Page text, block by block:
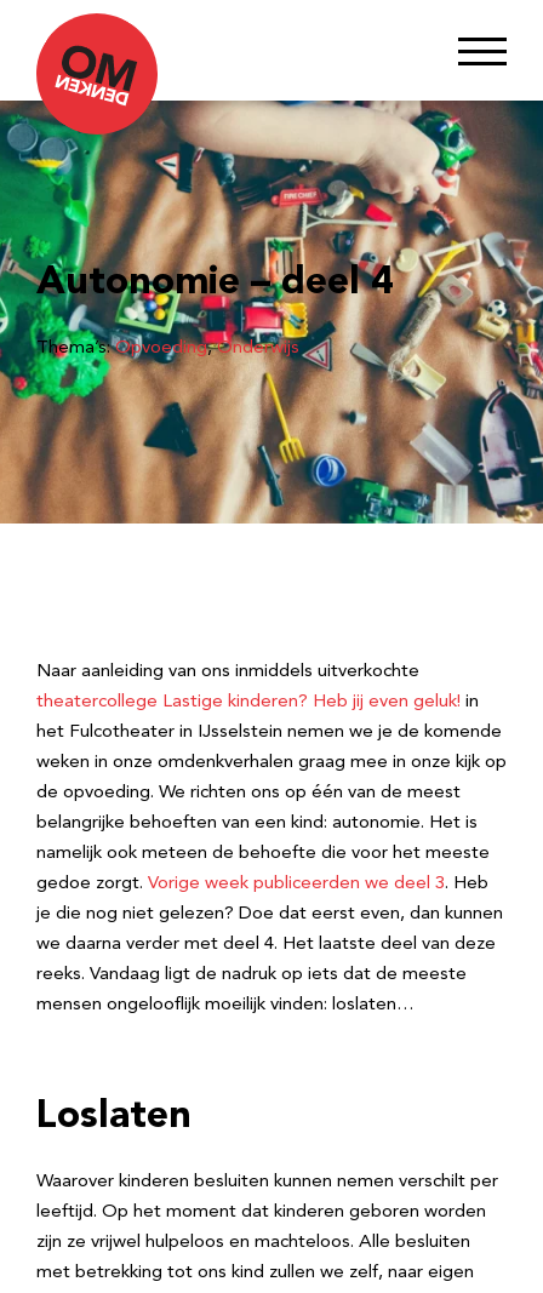
Autonomie – deel 4
Thema’s:Opvoeding, Onderwijs
Naar aanleiding van ons inmiddels uitverkochte
theatercollege Lastige kinderen? Heb jij even geluk! in
het Fulcotheater in IJsselstein nemen we je de komende
weken in onze omdenkverhalen graag mee in onze kijk op
de opvoeding. We richten ons op één van de meest
belangrijke behoeften van een kind: autonomie. Het is
namelijk ook meteen de behoefte die voor het meeste
gedoe zorgt. Vorige week publiceerden we deel 3. Heb
je die nog niet gelezen? Doe dat eerst even, dan kunnen
we daarna verder met deel 4. Het laatste deel van deze
reeks. Vandaag ligt de nadruk op iets dat de meeste
mensen ongelooflijk moeilijk vinden: loslaten…
Loslaten
Waarover kinderen besluiten kunnen nemen verschilt per
leeftijd. Op het moment dat kinderen geboren worden
zijn ze vrijwel hulpeloos en machteloos. Alle besluiten
met betrekking tot ons kind zullen we zelf, naar eigen